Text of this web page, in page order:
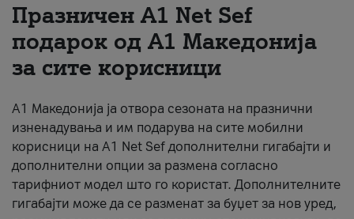
За нас
#ПодобарОнлајн
Празничен A1 Net Sеf
подарок од А1 Македонија
за сите корисници
А1 Македонија ја отвора сезоната на празнични
изненадувања и им подарува на сите мобилни
корисници на A1 Net Sef дополнителни гигабајти и
дополнителни опции за размена согласно
тарифниот модел што го користат. Дополнителните
гигабајти може да се разменат за буџет за нов уред,